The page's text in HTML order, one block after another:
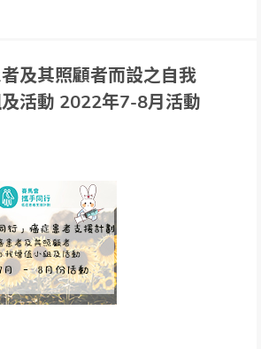
及其照顧者而設之自我
活動 2022年7-8月活動